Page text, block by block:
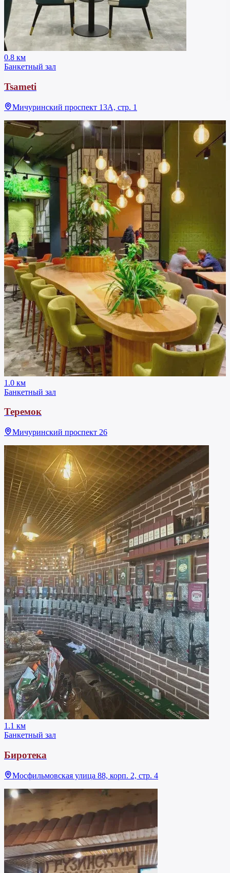
0.8 км
Банкетный зал
Tsameti
Мичуринский проспект 13А, стр. 1
1.0 км
Банкетный зал
Теремок
Мичуринский проспект 26
1.1 км
Банкетный зал
Биротека
Мосфильмовская улица 88, корп. 2, стр. 4